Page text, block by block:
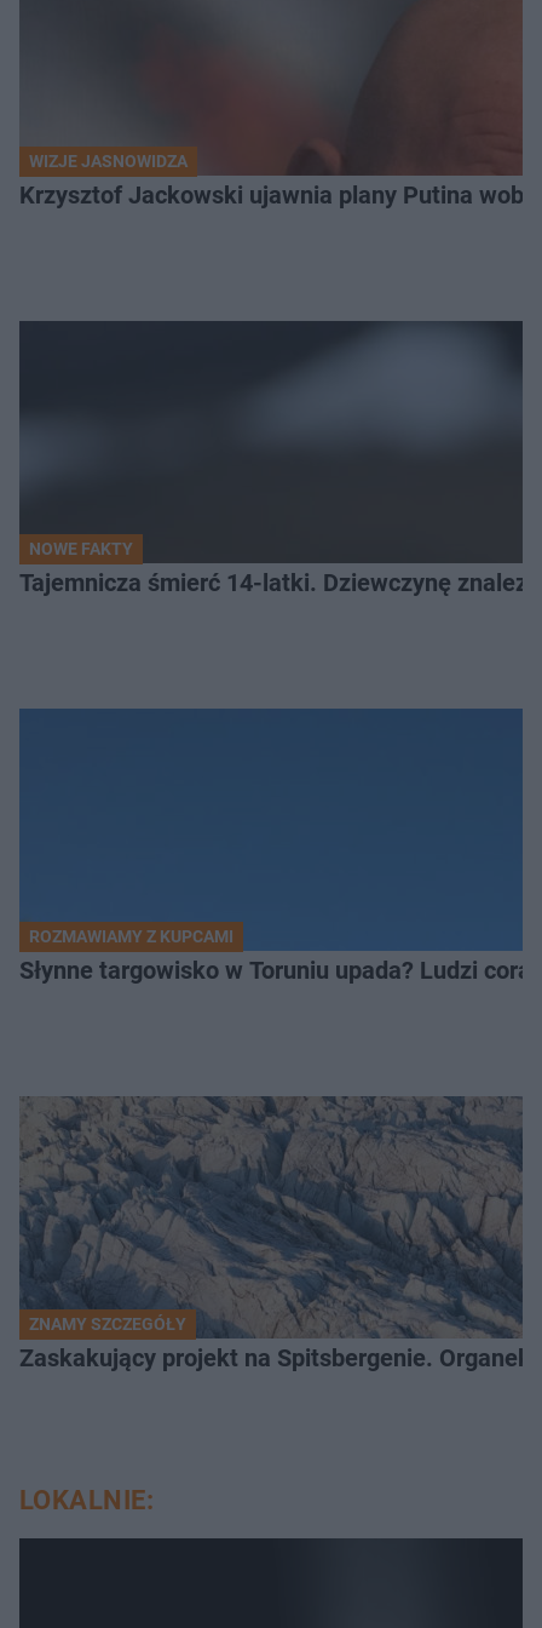
WIZJE JASNOWIDZA
Krzysztof Jackowski ujawnia plany Putina
NOWE FAKTY
Tajemnicza śmierć 14-latki. Dziewczynę
ROZMAWIAMY Z KUPCAMI
Słynne targowisko w Toruniu upada? Ludzi
ZNAMY SZCZEGÓŁY
Zaskakujący projekt na Spitsbergenie.
LOKALNIE: